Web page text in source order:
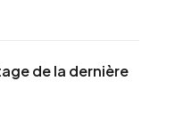
de la dernière